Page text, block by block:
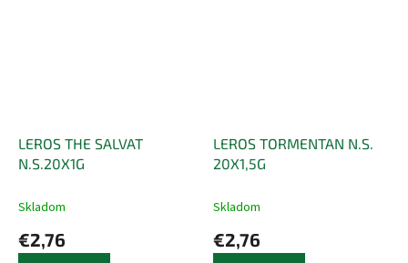
LEROS THE SALVAT
N.S.20X1G
Skladom
€2,76
LEROS TORMENTAN N.S.
20X1,5G
Skladom
€2,76